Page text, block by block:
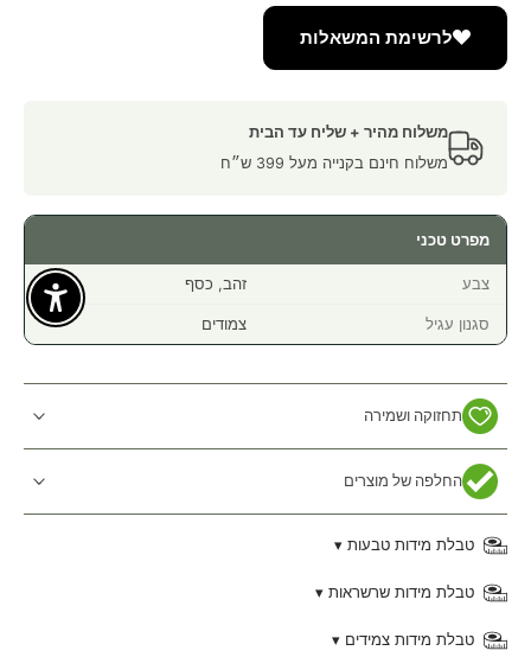
לרשימת המשאלות
משלוח מהיר + שליח עד הבית
משלוח חינם בקנייה מעל 399 ש״ח
מפרט טכני
צבע זהב, כסף
סגנון עגיל צמודים
תחזוקה ושמירה
החלפה של מוצרים
טבלת מידות טבעות ▾
טבלת מידות שרשראות ▾
טבלת מידות צמידים ▾
Enable Accessibility